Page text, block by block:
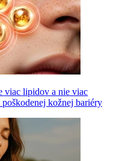
viac lipidov a nie viac
kožnej bariéry